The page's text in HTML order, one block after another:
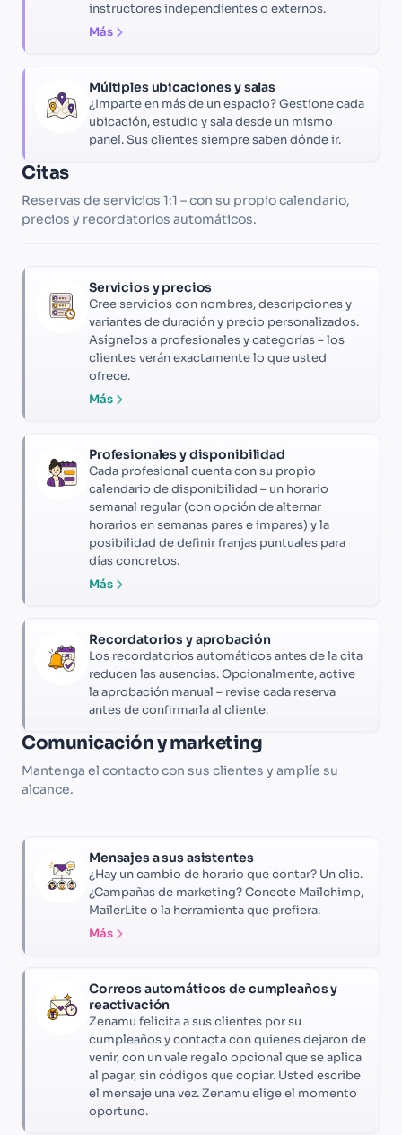
instructores independientes o externos.
Más
Múltiples ubicaciones y salas
¿Imparte en más de un espacio? Gestione cada
ubicación, estudio y sala desde un mismo
panel. Sus clientes siempre saben dónde ir.
Citas
Reservas de servicios 1:1 – con su propio calendario,
precios y recordatorios automáticos.
Servicios y precios
Cree servicios con nombres, descripciones y
variantes de duración y precio personalizados.
Asígnelos a profesionales y categorías – los
clientes verán exactamente lo que usted
ofrece.
Más
Profesionales y disponibilidad
Cada profesional cuenta con su propio
calendario de disponibilidad – un horario
semanal regular (con opción de alternar
horarios en semanas pares e impares) y la
posibilidad de definir franjas puntuales para
días concretos.
Más
Recordatorios y aprobación
Los recordatorios automáticos antes de la cita
reducen las ausencias. Opcionalmente, active
la aprobación manual – revise cada reserva
antes de confirmarla al cliente.
Comunicación y marketing
Mantenga el contacto con sus clientes y amplíe su
alcance.
Mensajes a sus asistentes
¿Hay un cambio de horario que contar? Un clic.
¿Campañas de marketing? Conecte Mailchimp,
MailerLite o la herramienta que prefiera.
Más
Correos automáticos de cumpleaños y
reactivación
Zenamu felicita a sus clientes por su
cumpleaños y contacta con quienes dejaron de
venir, con un vale regalo opcional que se aplica
al pagar, sin códigos que copiar. Usted escribe
el mensaje una vez. Zenamu elige el momento
oportuno.